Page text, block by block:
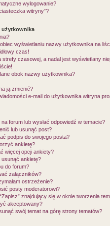
wylogowanie?
witryny”?
użytkownika
wyświetlaniu nazwy użytkownika na
czas!
strefy czasowej, a nadal jest wyświetlany
obok nazwy użytkownika?
ją zmienić?
e-mail do użytkownika witryna
forum lub wysłać odpowiedź w temacie?
lub usunąć post?
podpis do swojego posta?
ankietę?
więcej opcji ankiety?
usunąć ankietę?
do forum?
załączników?
ostrzeżenie?
posty moderatorowi?
znajdujący się w oknie tworzenia
akceptowany?
swój temat na górę strony tematów?